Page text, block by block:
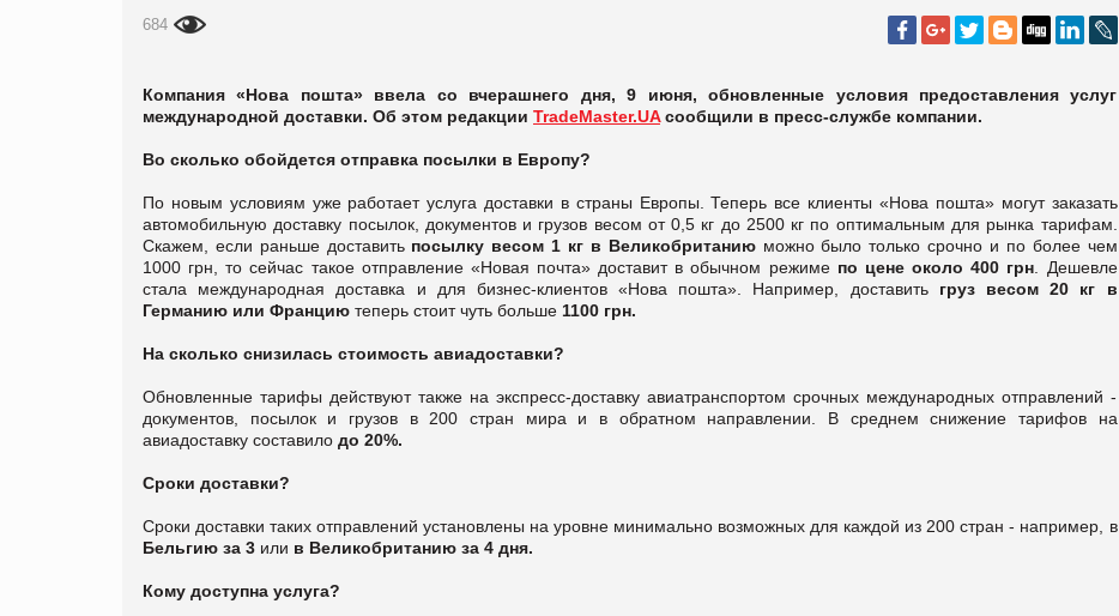
684
Компания «Нова пошта» ввела со вчерашнего дня, 9 июня, обновленные условия предоставления услуг
международной доставки. Об этом редакции TradeMaster.UAсообщили в пресс-службе компании.
Во сколько обойдется отправка посылки в Европу?
По новым условиям уже работает услуга доставки в страны Европы. Теперь все клиенты «Нова пошта» могут заказать
автомобильную доставку посылок, документов и грузов весом от 0,5 кг до 2500 кг по оптимальным для рынка тарифам.
Скажем, если раньше доставить посылку весом 1 кг в Великобританиюможно было только срочно и по более чем
1000 грн, то сейчас такое отправление «Новая почта» доставит в обычном режиме по цене около 400 грн . Дешевле
стала международная доставка и для бизнес-клиентов «Нова пошта». Например, доставить груз весом 20 кг в
Германию или Францию теперь стоит чуть больше 1100 грн.
На сколько снизилась стоимость авиадоставки?
Обновленные тарифы действуют также на экспресс-доставку авиатранспортом срочных международных отправлений -
документов, посылок и грузов в 200 стран мира и в обратном направлении. В среднем снижение тарифов на
авиадоставку составило до 20%.
Сроки доставки?
Сроки доставки таких отправлений установлены на уровне минимально возможных для каждой из 200 стран - например, в
Бельгию за 3 или в Великобританию за 4 дня.
Кому доступна услуга?